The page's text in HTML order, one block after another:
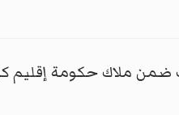
ضمن ملاك حكومة إقليم